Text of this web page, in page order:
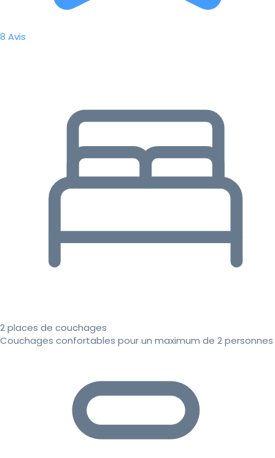
8 Avis
2 places de couchages
Couchages confortables pour un maximum de 2 personnes